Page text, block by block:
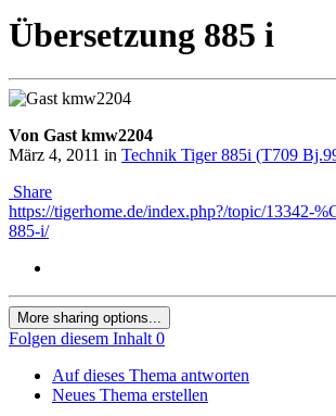
Übersetzung 885 i
Von Gast kmw2204
März 4, 2011 in Technik Tiger 885i (T709
Share
https://tigerhome.de/index.php?/topic/13342-
885-i/
More sharing options...
Folgen diesem Inhalt 0
Auf dieses Thema antworten
Neues Thema erstellen